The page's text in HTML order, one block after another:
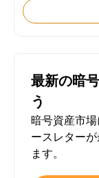
最新の暗
う
暗号資産市
ースレター
ます。